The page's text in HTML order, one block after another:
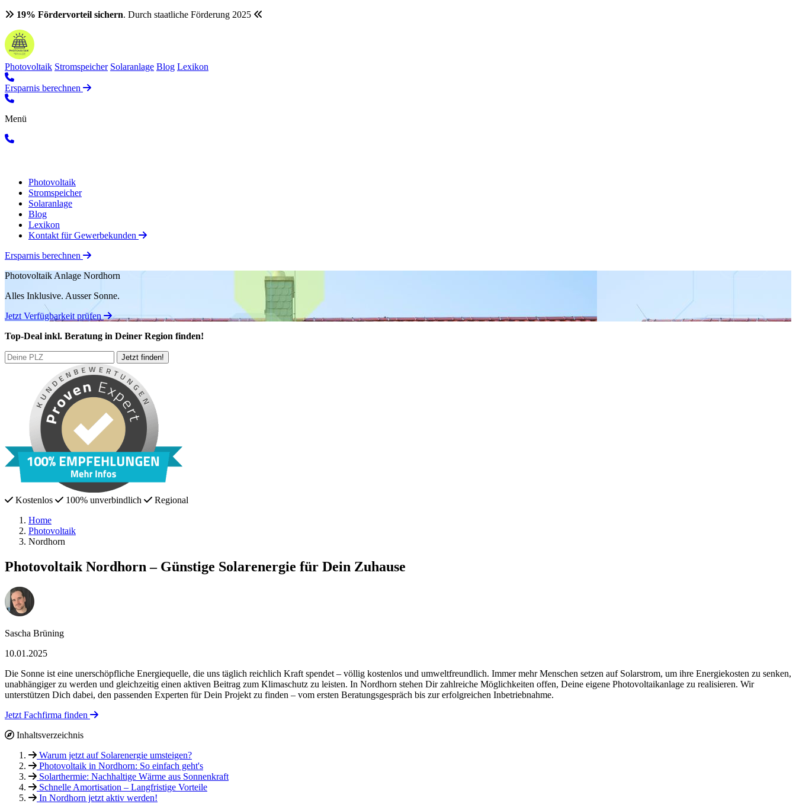
19% Fördervorteil sichern. Durch staatliche Förderung 2025
Photovoltaik Stromspeicher Solaranlage Blog Lexikon
Ersparnis berechnen
Menü
Photovoltaik
Stromspeicher
Solaranlage
Blog
Lexikon
Kontakt für Gewerbekunden
Ersparnis berechnen
Photovoltaik Anlage Nordhorn
Alles Inklusive. Ausser Sonne.
Jetzt Verfügbarkeit prüfen
Top-Deal inkl. Beratung in Deiner Region finden!
Kostenlos 100% unverbindlich
Regional
Home
Photovoltaik
Nordhorn
Photovoltaik Nordhorn – Günstige Solarenergie für Dein Zuhause
Sascha Brüning
10.01.2025
Die Sonne ist eine unerschöpfliche Energiequelle, die uns täglich reichlich Kraft spendet – völlig kostenlos und umweltfreundlich. Immer mehr Menschen setzen auf Solarstrom, um ihre Energiekosten zu senken,
unabhängiger zu werden und gleichzeitig einen aktiven Beitrag zum Klimaschutz zu leisten. In Nordhorn stehen Dir zahlreiche Möglichkeiten offen, Deine eigene Photovoltaikanlage zu realisieren. Wir
unterstützen Dich dabei, den passenden Experten für Dein Projekt zu finden – vom ersten Beratungsgespräch bis zur erfolgreichen Inbetriebnahme.
Jetzt Fachfirma finden
Inhaltsverzeichnis
Warum jetzt auf Solarenergie umsteigen?
Photovoltaik in Nordhorn: So einfach geht's
Solarthermie: Nachhaltige Wärme aus Sonnenkraft
Schnelle Amortisation – Langfristige Vorteile
In Nordhorn jetzt aktiv werden!